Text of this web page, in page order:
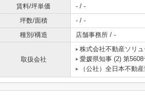
賃料/坪単価 - / -
坪数/面積
- / -
種別/構造
店舗事務所 / -
取扱会社
株式会社不動産ソリ
愛媛県知事 (2) 第5608
（公社）全日本不動